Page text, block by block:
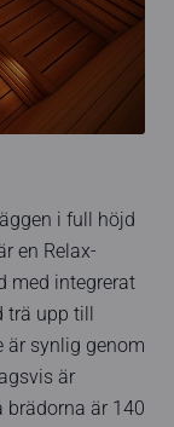
i full höjd
en Relax-
med integrerat
upp till
är synlig genom
är
brädorna är 140